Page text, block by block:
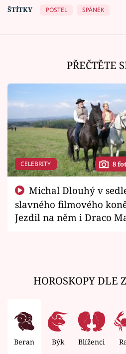
ŠTÍTKY
POSTEL SPÁNEK
PŘEČTĚTE
CELEBRITY 8
slavného filmového
Jezdil na něm i Draco
HOROSKOPY DLE
Beran Býk Blíženci